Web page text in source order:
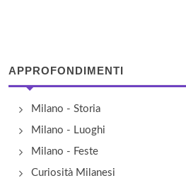
piazzale Stazione Porta
Orca - Associazione sportiva -
via San Alessandro 46, Milano
APPROFONDIMENTI
Milano - Storia
Milano - Luoghi
Milano - Feste
Curiosità Milanesi